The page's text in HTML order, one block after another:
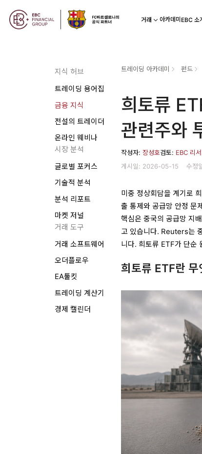
거래 아카데미 EBC 소
지식 허브
트레이딩 용어집
금융 지식
전설의 트레이더
온라인 웨비나
시장 분석
글로벌 포커스
기술적 분석
분석 리포트
마켓 저널
거래 도구
거래 소프트웨어
오더플로우
EA툴킷
트레이딩 계산기
경제 캘린더
트레이딩 아카데미 펀드
희토류
관련주와
작성자:장성호검토: EBC 리
게시일: 2026-05-15
수정
미중 정상회담을 계기로
출 통제와 공급망 안정 문
핵심은 중국의 공급망 지
고 있습니다. Reuters는
니다. 희토류 ETF가 단순
희토류 ETF란 무